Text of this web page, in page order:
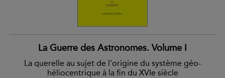
La Guerre des Astronomes. Volume I
La querelle au sujet de l'origine du système géo-
héliocentrique à la fin du XVIe siècle